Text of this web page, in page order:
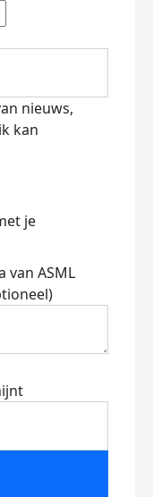
nieuws,
kan
je
van ASML